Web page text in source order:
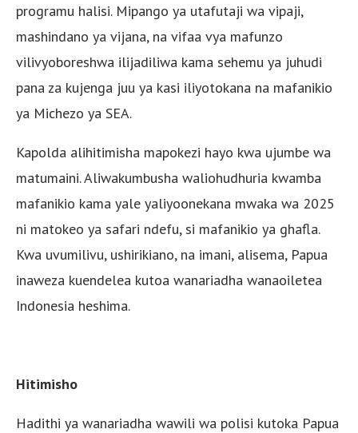
programu halisi. Mipango ya utafutaji wa vipaji,
mashindano ya vijana, na vifaa vya mafunzo
vilivyoboreshwa ilijadiliwa kama sehemu ya juhudi
pana za kujenga juu ya kasi iliyotokana na mafanikio
ya Michezo ya SEA.
Kapolda alihitimisha mapokezi hayo kwa ujumbe wa
matumaini. Aliwakumbusha waliohudhuria kwamba
mafanikio kama yale yaliyoonekana mwaka wa 2025
ni matokeo ya safari ndefu, si mafanikio ya ghafla.
Kwa uvumilivu, ushirikiano, na imani, alisema, Papua
inaweza kuendelea kutoa wanariadha wanaoiletea
Indonesia heshima.
Hitimisho
Hadithi ya wanariadha wawili wa polisi kutoka Papua